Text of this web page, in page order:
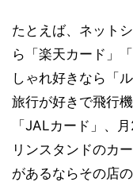
たとえば、ネット
ら「楽天カード」
しゃれ好きなら「
旅行が好きで飛行
「JALカード」、
リンスタンドのカ
があるならその店